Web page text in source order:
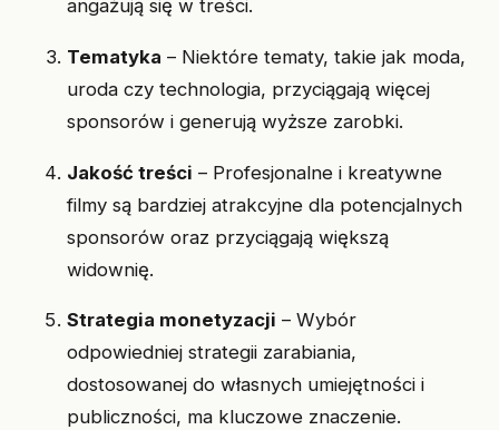
angażują się w treści.
Tematyka – Niektóre tematy, takie jak moda,
uroda czy technologia, przyciągają więcej
sponsorów i generują wyższe zarobki.
Jakość treści – Profesjonalne i kreatywne
filmy są bardziej atrakcyjne dla potencjalnych
sponsorów oraz przyciągają większą
widownię.
Strategia monetyzacji – Wybór
odpowiedniej strategii zarabiania,
dostosowanej do własnych umiejętności i
publiczności, ma kluczowe znaczenie.